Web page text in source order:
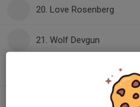
20. Love Rosenberg
21. Wolf Devgun
22. Frode Jakobsson
25. William Bulawski Tyréus